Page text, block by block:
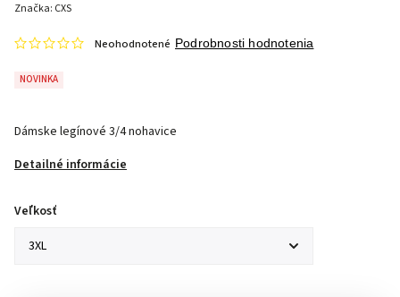
NOVINKA
Neohodnotené Podrobnosti hodnotenia
Dámske legínové 3/4 nohavice
Detailné informácie
Značka: CXS
Veľkosť